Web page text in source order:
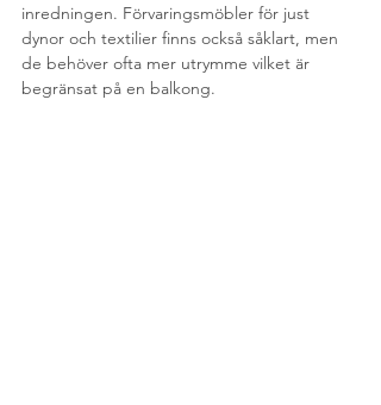
inredningen. Förvaringsmöbler för just
dynor och textilier finns också såklart, men
de behöver ofta mer utrymme vilket är
begränsat på en balkong.